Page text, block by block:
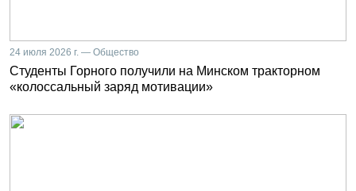
24 июля 2026 г. — Общество
Студенты Горного получили на Минском тракторном
«колоссальный заряд мотивации»